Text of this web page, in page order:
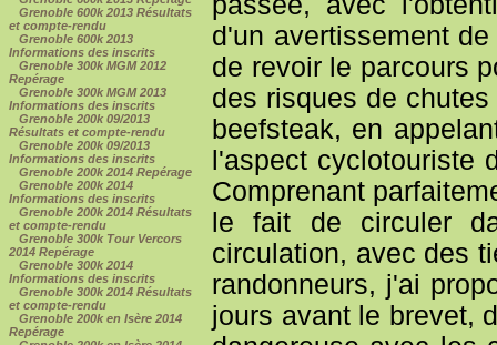
Grenoble 600k 2013 Résultats
et compte-rendu
Grenoble 600k 2013
Informations des inscrits
Grenoble 300k MGM 2012
Repérage
Grenoble 300k MGM 2013
Informations des inscrits
Grenoble 200k 09/2013
Résultats et compte-rendu
Grenoble 200k 09/2013
Informations des inscrits
Grenoble 200k 2014 Repérage
Grenoble 200k 2014
Informations des inscrits
Grenoble 200k 2014 Résultats
et compte-rendu
Grenoble 300k Tour Vercors
2014 Repérage
Grenoble 300k 2014
Informations des inscrits
Grenoble 300k 2014 Résultats
et compte-rendu
Grenoble 200k en Isère 2014
Repérage
d'un avertissement
de revoir le parcours
des risques de
beefsteak, en
l'aspect cyclotouriste
Comprenant
le fait de circuler
circulation, avec des
randonneurs, j'ai
jours avant le brevet,